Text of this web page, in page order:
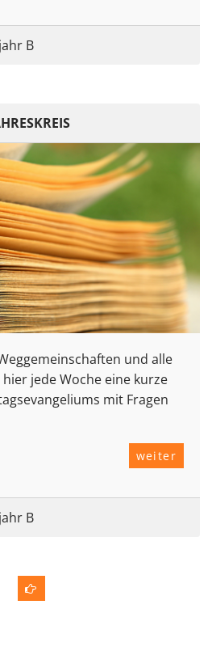
B
und alle
jede Woche eine kurze
mit Fragen
weiter
B